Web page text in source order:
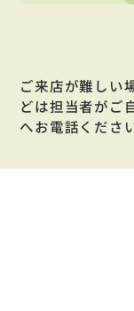
ご来店が難しい
どは担当者がご
へお電話くださ